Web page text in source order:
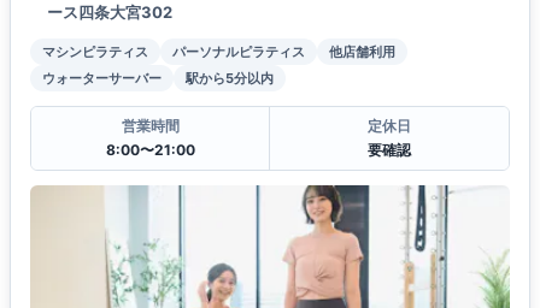
ース四条大宮302
マシンピラティス パーソナルピラティス
他店舗利用
ウォーターサーバー
駅から5分以内
営業時間
8:00〜21:00
定休日
要確認